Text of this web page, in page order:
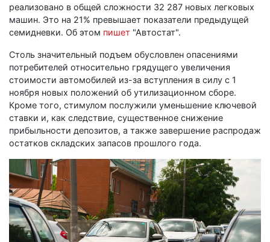
реализовано в общей сложности 32 287 новых легковых
машин. Это на 21% превышает показатели предыдущей
семидневки. Об этом пишет "Автостат".
Столь значительный подъем обусловлен опасениями
потребителей относительно грядущего увеличения
стоимости автомобилей из-за вступления в силу с 1
ноября новых положений об утилизационном сборе.
Кроме того, стимулом послужили уменьшение ключевой
ставки и, как следствие, существенное снижение
прибыльности депозитов, а также завершение распродаж
остатков складских запасов прошлого года.